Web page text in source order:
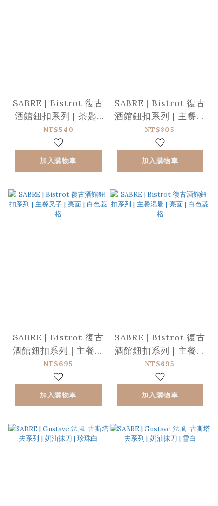
SABRE | Bistrot 復古
酒館鈕扣系列 | 茶匙 |
亮面 | 白色菱格
NT$540
加入購物車
SABRE | Bistrot 復古
酒館鈕扣系列 | 主餐刀
| 亮面 | 白色菱格
NT$805
加入購物車
SABRE | Bistrot 復古
酒館鈕扣系列 | 主餐叉
子 | 亮面 | 白色菱格
NT$695
加入購物車
SABRE | Bistrot 復古
酒館鈕扣系列 | 主餐湯
匙 | 亮面 | 白色菱格
NT$695
加入購物車